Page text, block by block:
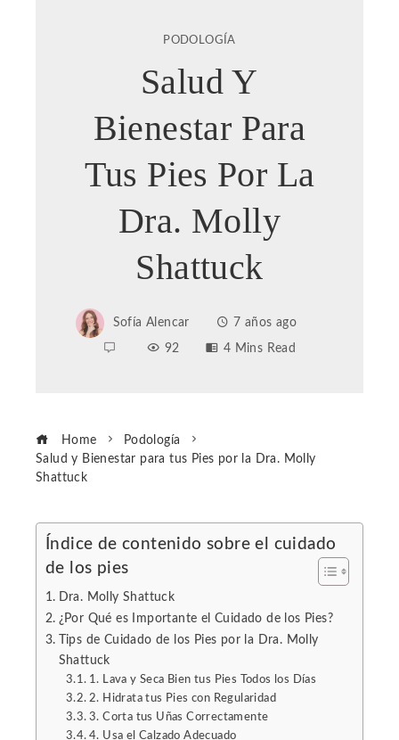
PODOLOGÍA
Salud Y
Bienestar Para
Tus Pies Por La
Dra. Molly
Shattuck
Sofía Alencar
7 años ago
92
4 Mins Read
Home
Podología
Salud y Bienestar para tus Pies por la Dra. Molly
Shattuck
Índice de contenido sobre el cuidado
de los pies
Dra. Molly Shattuck
¿Por Qué es Importante el Cuidado de los Pies?
Tips de Cuidado de los Pies por la Dra. Molly
Shattuck
1. Lava y Seca Bien tus Pies Todos los Días
2. Hidrata tus Pies con Regularidad
3. Corta tus Uñas Correctamente
4. Usa el Calzado Adecuado